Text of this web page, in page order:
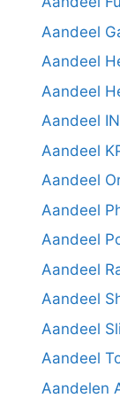
Aandeel
Aandeel
Aandeel
Aandeel
Aandeel
Aandeel
Aandeel
Aandeel
Aandeel
Aandeel
Aandeel
Aandeel
Aandelen